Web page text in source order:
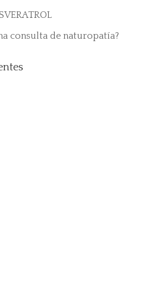
consulta de naturopatía?